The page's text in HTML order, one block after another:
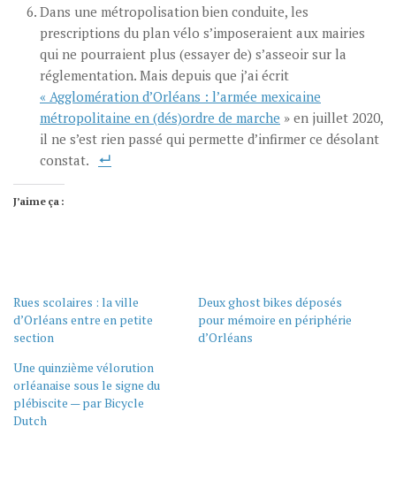
Dans une métropolisation bien conduite, les
prescriptions du plan vélo s’imposeraient aux mairies
qui ne pourraient plus (essayer de) s’asseoir sur la
réglementation. Mais depuis que j’ai écrit
« Agglomération d’Orléans : l’armée mexicaine
métropolitaine en (dés)ordre de marche » en juillet 2020,
il ne s’est rien passé qui permette d’infirmer ce désolant
constat.
J’aime ça :
Rues scolaires : la ville
d’Orléans entre en petite
section
Deux ghost bikes déposés
pour mémoire en périphérie
d’Orléans
Une quinzième vélorution
orléanaise sous le signe du
plébiscite — par Bicycle
Dutch